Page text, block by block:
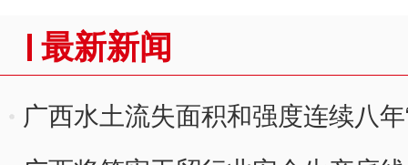
最新新闻
广西水土流失面积和强度连续八年